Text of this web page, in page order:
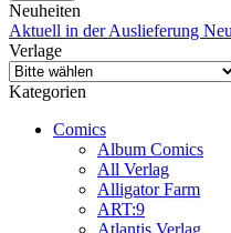
Neuheiten
Aktuell in der Auslieferung
Verlage
Kategorien
Comics
Album Comics
All Verlag
Alligator Farm
ART:9
Atlantis Verlag